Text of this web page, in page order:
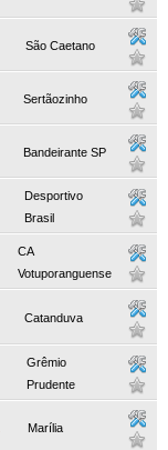
São Caetano
Sertãozinho
Bandeirante SP
Desportivo
Brasil
CA
Votuporanguense
Catanduva
Grêmio
Prudente
Marília